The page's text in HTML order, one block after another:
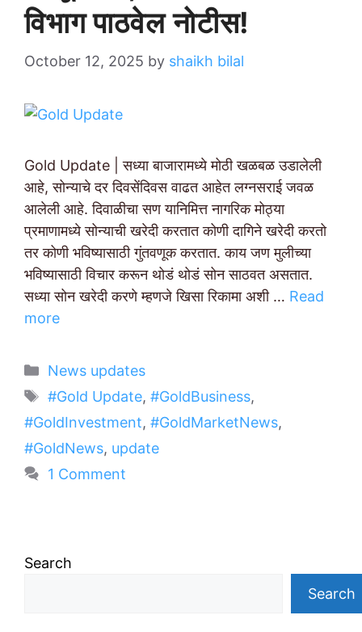
विभाग पाठवेल नोटीस!
October 12, 2025 by shaikh bilal
Gold Update | सध्या बाजारामध्ये मोठी खळबळ उडालेली
आहे, सोन्याचे दर दिवसेंदिवस वाढत आहेत लग्नसराई जवळ
आलेली आहे. दिवाळीचा सण यानिमित्त नागरिक मोठ्या
प्रमाणामध्ये सोन्याची खरेदी करतात कोणी दागिने खरेदी करतो
तर कोणी भविष्यासाठी गुंतवणूक करतात. काय जण मुलीच्या
भविष्यासाठी विचार करून थोडं थोडं सोन साठवत असतात.
सध्या सोन खरेदी करणे म्हणजे खिसा रिकामा अशी … Read
more
Categories
News updates
Tags
#Gold Update, #GoldBusiness,
#GoldInvestment, #GoldMarketNews,
#GoldNews, update
1 Comment
Search
Search